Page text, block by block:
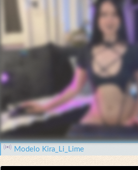
Modelo Kira_Li_Lime